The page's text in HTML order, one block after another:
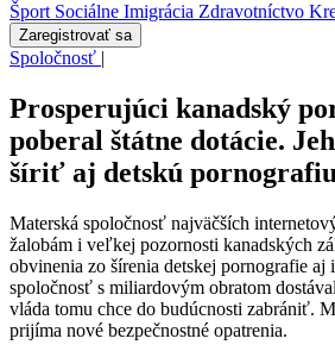
Šport Sociálne Imigrácia Zdravotníctvo
Zaregistrovať sa
Spoločnosť |
Prosperujúci kanadský
poberal štátne dotácie.
šíriť aj detskú
Materská spoločnosť najväčších
žalobám i veľkej pozornosti kanadských
obvinenia zo šírenia detskej pornografie aj
spoločnosť s miliardovým obratom
vláda tomu chce do budúcnosti zabrániť.
prijíma nové bezpečnostné opatrenia.